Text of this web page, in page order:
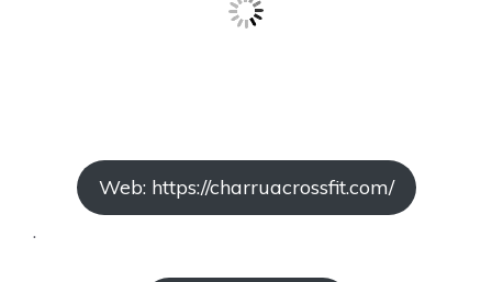
Web: https://charruacrossfit.com/
.